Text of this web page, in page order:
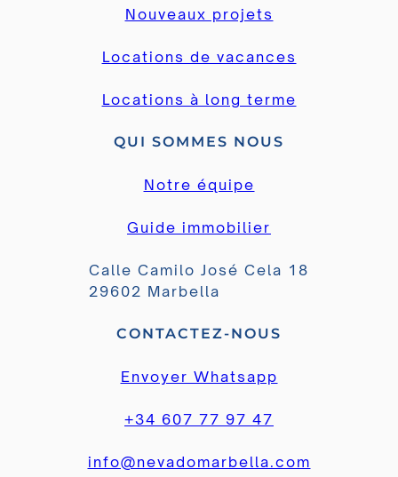
Nouveaux projets
Locations de vacances
Locations à long terme
QUI SOMMES NOUS
Notre équipe
Guide immobilier
Calle Camilo José Cela 18
29602 Marbella
CONTACTEZ-NOUS
Envoyer Whatsapp
+34 607 77 97 47
info@nevadomarbella.com